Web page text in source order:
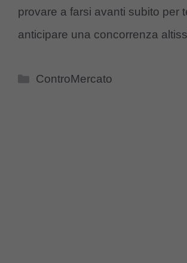
provare a farsi avanti subito per
anticipare una concorrenza
Categorie
ControMercato